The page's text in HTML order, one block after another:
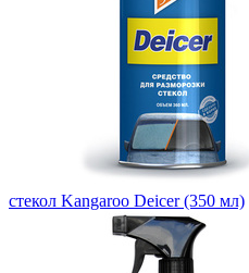
стекол Kangaroo Deicer (350 мл)